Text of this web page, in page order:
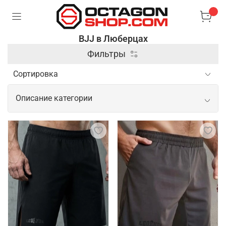
BJJ в Люберцах
Фильтры
Описание категории
Профессиональные товары для BJJ
Для занятий бразильским джиу-джитсу важна
специализированная экипировка, которая
обеспечивает комфорт и безопасность во время
тренировок и соревнований. Основным элементом
является кимоно, выполненное из прочного
материала, способного выдерживать интенсивные
захваты и рывки. Также популярны рашгарды и